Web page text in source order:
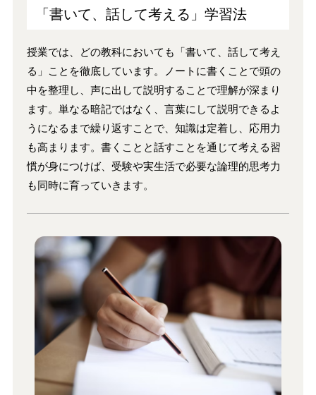
「書いて、話して考える」学習法
授業では、どの教科においても「書いて、話して考え
る」ことを徹底しています。ノートに書くことで頭の
中を整理し、声に出して説明することで理解が深まり
ます。単なる暗記ではなく、言葉にして説明できるよ
うになるまで繰り返すことで、知識は定着し、応用力
も高まります。書くことと話すことを通じて考える習
慣が身につけば、受験や実生活で必要な論理的思考力
も同時に育っていきます。